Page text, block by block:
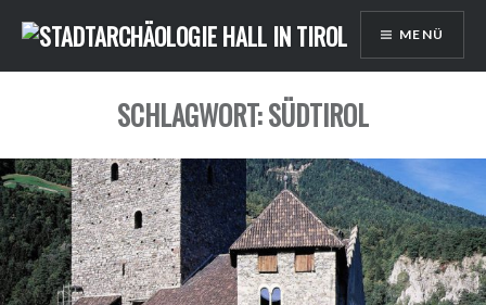
zum
Inhalt
MENÜ
SCHLAGWORT: SÜDTIROL